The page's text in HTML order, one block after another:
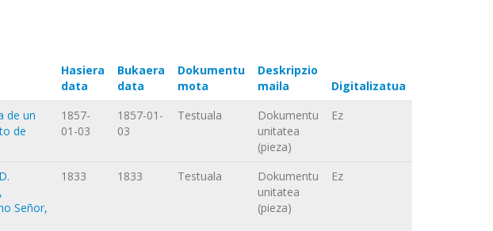
Hasiera
data
Bukaera
data
Dokumentu
mota
Deskripzio
maila
Digitalizatua
de un
de
1857-
01-03
1857-01-
03
Testuala
Dokumentu
unitatea
(pieza)
Ez
Señor,
1833 1833 Testuala
Dokumentu
unitatea
(pieza)
Ez